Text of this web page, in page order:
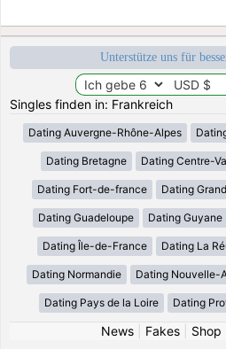
Unterstütze uns für
Singles finden in: Frankreich
Dating Auvergne-Rhône-Alpes
Dating Bretagne Dating Centre-
Dating Fort-de-france Dating
Dating Guadeloupe Dating Guyane
Dating Île-de-France Dating La
Dating Normandie Dating Nouvelle-
Dating Pays de la Loire Dating
News| Fakes| Shop